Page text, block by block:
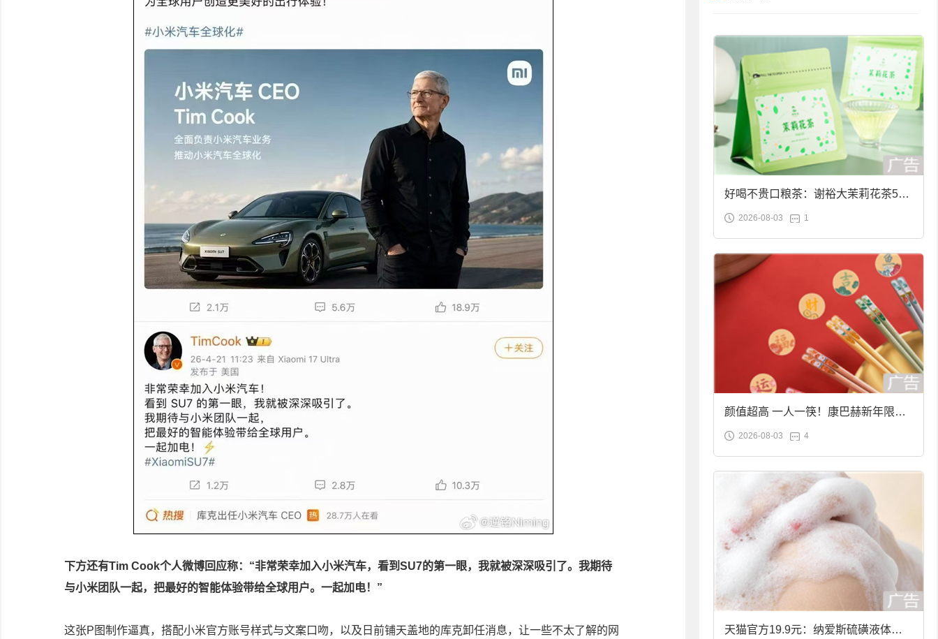
下方还有Tim Cook个人微博回应称：“非常荣幸加入小米汽车，看到SU7的第一眼，我就被深深吸引了。我期待
与小米团队一起，把最好的智能体验带给全球用户。一起加电！”
这张P图制作逼真，搭配小米官方账号样式与文案口吻，以及日前铺天盖地的库克卸任消息，让一些不太了解的网
好喝不贵口粮茶：谢裕大茉莉花茶50g
袋装9.9元到手
2026-08-03 1
颜值超高 一人一筷！康巴赫新年限定
合金筷子大促：19.9元
2026-08-03 4
天猫官方19.9元：纳爱斯硫磺液体香